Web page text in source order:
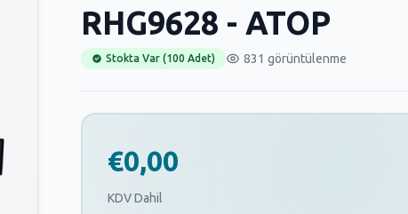
RHG9628 - ATOP
Stokta Var (100 Adet) 831 görüntülenme
€0,00
KDV Dahil